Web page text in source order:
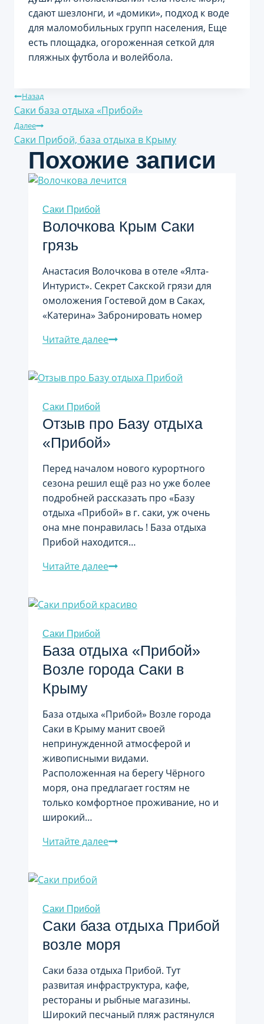
сдают шезлонги, и «домики», подход к воде
для маломобильных групп населения, Еще
есть площадка, огороженная сеткой для
пляжных футбола и волейбола.
Навигация
по
записям
Назад
Саки база отдыха «Прибой»
Далее
Саки Прибой, база отдыха в Крыму
Похожие записи
Саки Прибой
Волочкова Крым Саки
грязь
Анастасия Волочкова в отеле «Ялта-
Интурист». Секрет Сакской грязи для
омоложения Гостевой дом в Саках,
«Катерина» Забронировать номер
Читайте далееВолочкова
грязь
Саки Прибой
Отзыв про Базу отдыха
«Прибой»
Перед началом нового курортного
сезона решил ещё раз но уже более
подробней рассказать про «Базу
отдыха «Прибой» в г. саки, уж очень
она мне понравилась ! База отдыха
Прибой находится…
Читайте далееОтзыв
отдыха
Саки Прибой
База отдыха «Прибой»
Возле города Саки в
Крыму
База отдыха «Прибой» Возле города
Саки в Крыму манит своей
непринужденной атмосферой и
живописными видами.
Расположенная на берегу Чёрного
моря, она предлагает гостям не
только комфортное проживание, но и
широкий…
Читайте далееБаза
в
Крыму
Саки Прибой
Саки база отдыха Прибой
возле моря
Саки база отдыха Прибой. Тут
развитая инфраструктура, кафе,
рестораны и рыбные магазины.
Широкий песчаный пляж растянулся